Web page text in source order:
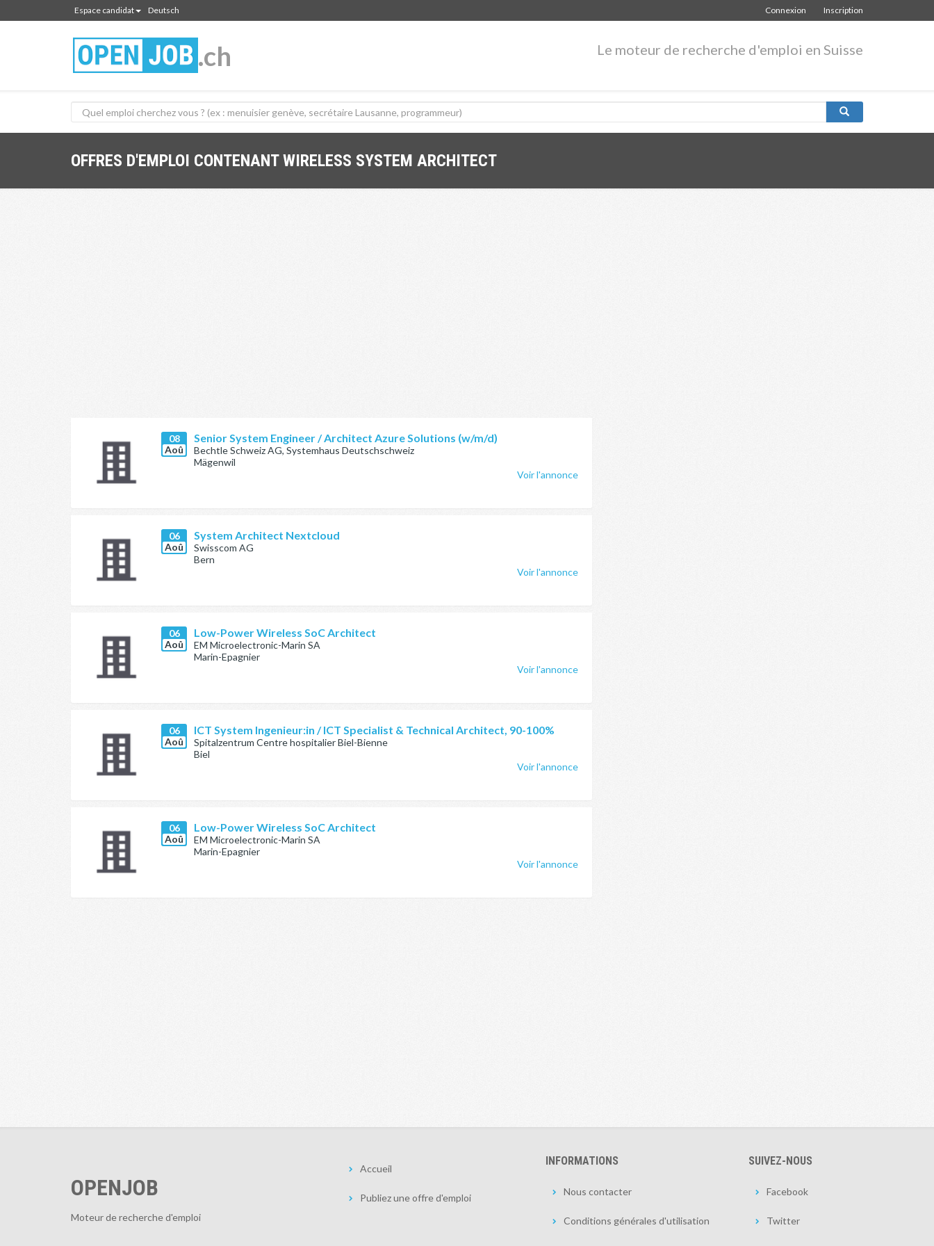
Espace candidat Deutsch Inscription
Connexion
.ch Le moteur de recherche d'emploi en Suisse
OFFRES D'EMPLOI CONTENANT WIRELESS SYSTEM ARCHITECT
08
Aoû
Senior System Engineer / Architect Azure Solutions (w/m/d)
Bechtle Schweiz AG, Systemhaus Deutschschweiz
Mägenwil
Voir l'annonce
06
Aoû
System Architect Nextcloud
Swisscom AG
Bern
Voir l'annonce
06
Aoû
Low-Power Wireless SoC Architect
EM Microelectronic-Marin SA
Marin-Epagnier
Voir l'annonce
06
Aoû
ICT System Ingenieur:in / ICT Specialist & Technical Architect, 90-100%
Spitalzentrum Centre hospitalier Biel-Bienne
Biel
Voir l'annonce
06
Aoû
Low-Power Wireless SoC Architect
EM Microelectronic-Marin SA
Marin-Epagnier
Voir l'annonce
OPENJOB
Moteur de recherche d'emploi
Accueil
Publiez une offre d'emploi
INFORMATIONS
Nous contacter
Conditions générales d'utilisation
SUIVEZ-NOUS
Facebook
Twitter